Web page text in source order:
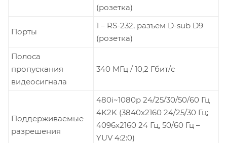
(розетка)
Порты
1 – RS-232, разъем D-sub D9
(розетка)
Полоса
пропускания
видеосигнала
340 МГц / 10,2 Гбит/c
Поддерживаемые
разрешения
480i~1080p 24/25/30/50/60 Гц
4K2K (3840x2160 24/25/30 Гц;
4096x2160 24 Гц, 50/60 Гц –
YUV 4:2:0)